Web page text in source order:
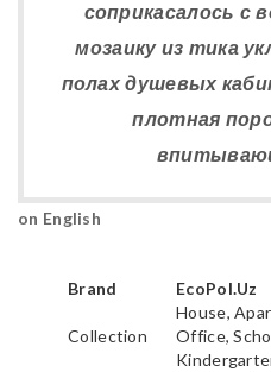
соприкасалось с
мозаику из тика
полах душевых
плотная
on English
Brand EcoPol.Uz
Collection
House,
Office,